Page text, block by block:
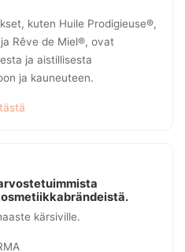
kuten Huile Prodigieuse®,
Rêve de Miel®, ovat
ja aistillisesta
ja kauneuteen.
kärsiville.